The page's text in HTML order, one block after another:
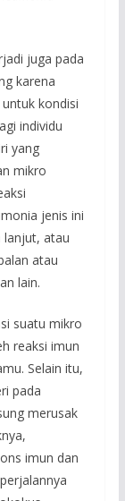
juga pada
karena
kondisi
individu
yang
mikro
jenis ini
lanjut, atau
atau
lain.
suatu mikro
reaksi imun
Selain itu,
pada
merusak
imun dan